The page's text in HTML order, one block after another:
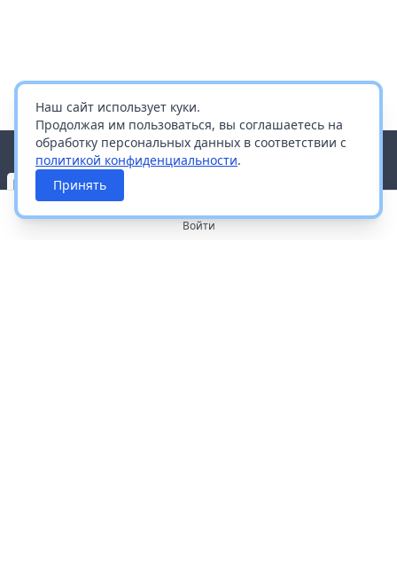
Наш сайт использует куки.
Продолжая им пользоваться, вы соглашаетесь на
обработку персональных данных в соответствии с
политикой конфиденциальности.
Принять
Войти